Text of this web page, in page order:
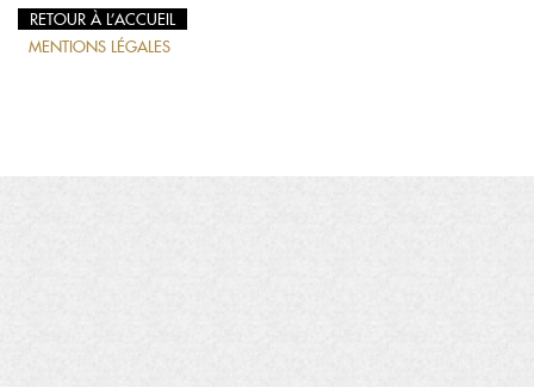
RETOUR À L’ACCUEIL
MENTIONS LÉGALES